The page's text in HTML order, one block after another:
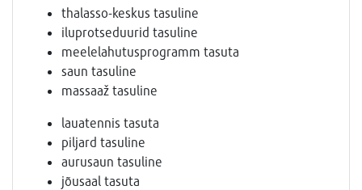
thalasso-keskus tasuline
iluprotseduurid tasuline
meelelahutusprogramm tasuta
saun tasuline
massaaž tasuline
lauatennis tasuta
piljard tasuline
aurusaun tasuline
jõusaal tasuta